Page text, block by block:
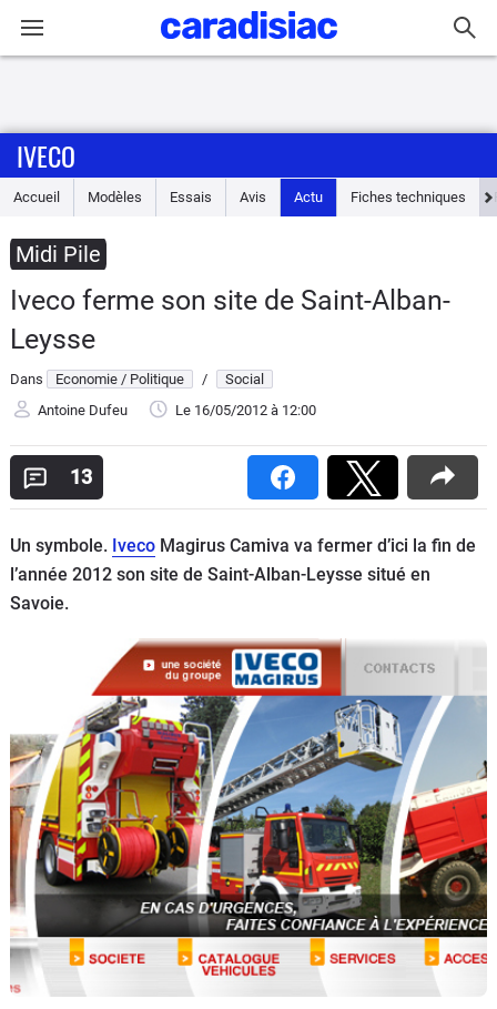
Accueil
Essais
Guide
d'achat
Electriques
Utilitaires
Auto
Services
Marques
IVECO
Accueil Modèles Essais Avis Actu Fiches techniques
Midi Pile
Iveco ferme son site de Saint-Alban-
Leysse
Dans Economie / Politique /
Social
Antoine Dufeu
Le 16/05/2012 à 12:00
13
Un symbole. Iveco Magirus Camiva va fermer d’ici la fin de
l’année 2012 son site de Saint-Alban-Leysse situé en
Savoie.